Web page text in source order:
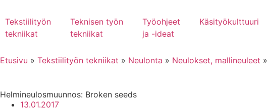
Tekstiilityön
tekniikat
Teknisen työn
tekniikat
Työohjeet
ja -ideat
Käsityökulttuuri
Etusivu » Tekstiilityön tekniikat » Neulonta » Neulokset, mallineuleet »
Helmineulosmuunnos: Broken seeds
13.01.2017